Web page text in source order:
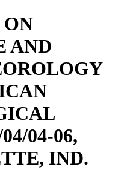
ON
AND
04-06,
IND.